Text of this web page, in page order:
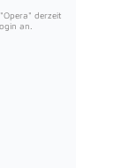
derzeit
an.